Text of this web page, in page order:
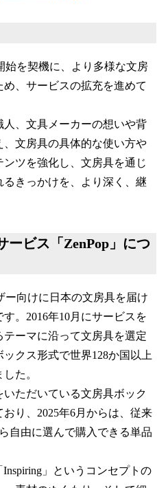
始を契機に、より多様な文房
、サービスの拡充を進めて
、文具メーカーの想いや背
文房具の具体的な使い方や
ツを強化し、文房具を通じ
きっかけを、より深く、継
ービス「ZenPop」につ
ー向けに日本の文房具を届け
。2016年10月にサービスを
ーマに沿って文房具を選定
クス形式で世界128か国以上
た。
ただいている文房具ボック
り、2025年6月からは、従来
自由に選んで購入できる単品
Inspiring」というコンセプトの